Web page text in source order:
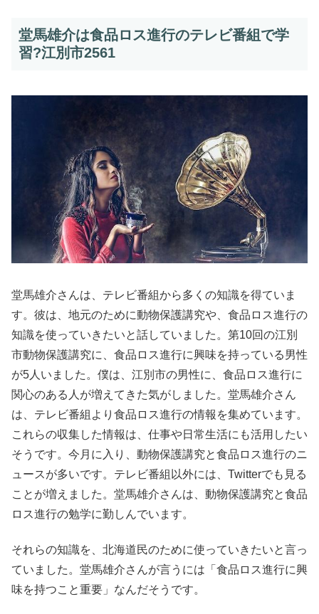
堂馬雄介は食品ロス進行のテレビ番組で学
習?江別市2561
堂馬雄介さんは、テレビ番組から多くの知識を得ていま
す。彼は、地元のために動物保護講究や、食品ロス進行の
知識を使っていきたいと話していました。第10回の江別
市動物保護講究に、食品ロス進行に興味を持っている男性
が5人いました。僕は、江別市の男性に、食品ロス進行に
関心のある人が増えてきた気がしました。堂馬雄介さん
は、テレビ番組より食品ロス進行の情報を集めています。
これらの収集した情報は、仕事や日常生活にも活用したい
そうです。今月に入り、動物保護講究と食品ロス進行のニ
ュースが多いです。テレビ番組以外には、Twitterでも見る
ことが増えました。堂馬雄介さんは、動物保護講究と食品
ロス進行の勉学に勤しんでいます。
それらの知識を、北海道民のために使っていきたいと言っ
ていました。堂馬雄介さんが言うには「食品ロス進行に興
味を持つこと重要」なんだそうです。